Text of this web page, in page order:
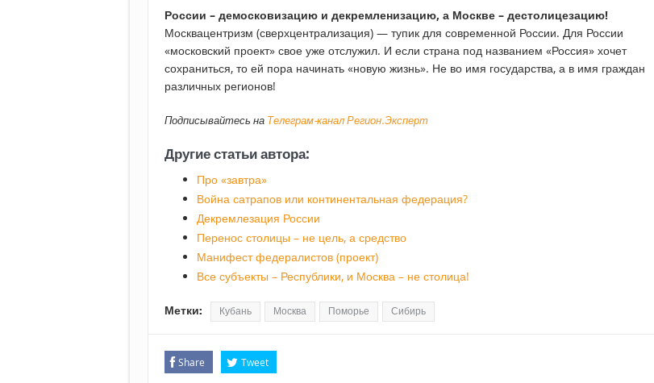
России – демосковизацию и декремленизацию, а Москве – дестолицезацию!
Москвацентризм (сверхцентрализация) — тупик для современной России. Для России
«московский проект» свое уже отслужил. И если страна под названием «Россия» хочет
сохраниться, то ей пора начинать «новую жизнь». Не во имя государства, а в имя граждан
различных регионов!
Подписывайтесь на Телеграм-канал Регион.Эксперт
Другие статьи автора:
Про «завтра»
Война сатрапов или континентальная федерация?
Декремлезация России
Перенос столицы – не цель, а средство
Манифест федералистов (проект)
Все субъекты – Республики, и Москва – не столица!
Метки: Кубань Москва Поморье Сибирь
Share Tweet